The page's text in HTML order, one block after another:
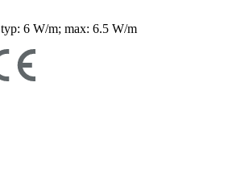
typ: 6 W/m; max: 6.5 W/m